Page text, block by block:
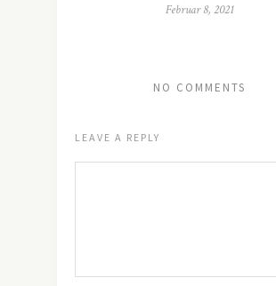
Februar 8, 2021
NO COMMENTS
LEAVE A REPLY